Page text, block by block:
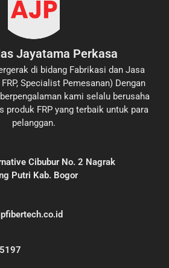
Jayatama Perkasa
di bidang Fabrikasi dan Jasa
Specialist Pemesanan) Dengan
kami selalu berusaha
produk FRP yang terbaik untuk para
pelanggan.
Cibubur No. 2 Nagrak
Putri Kab. Bogor